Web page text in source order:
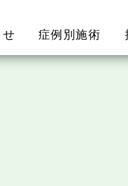
せ 症例別施術